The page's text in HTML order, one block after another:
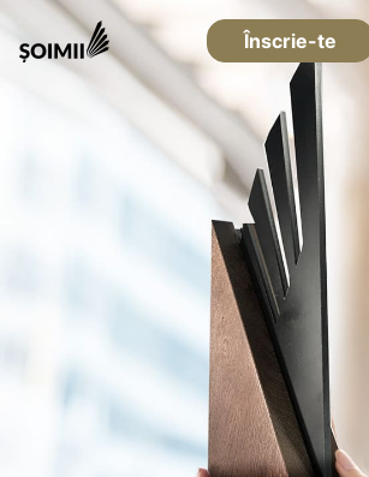
Înscrie-te